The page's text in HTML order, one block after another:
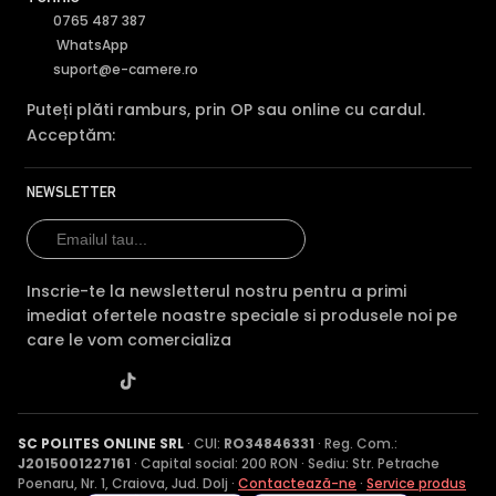
vs Reolink— Imou are AI mai bun, Reolink are
rezolutii mai mari (5MP, 8MP) si camere PoE
0765 487 387
WhatsApp
suport@e-camere.ro
Puteți plăti ramburs, prin OP sau online cu cardul.
Acceptăm:
NEWSLETTER
Inscrie-te la newsletterul nostru pentru a primi
imediat ofertele noastre speciale si produsele noi pe
care le vom comercializa
SC POLITES ONLINE SRL· CUI: RO34846331 · Reg. Com.:
J2015001227161 · Capital social: 200 RON · Sediu: Str. Petrache
Poenaru, Nr. 1, Craiova, Jud. Dolj · Contactează-ne · Service produs